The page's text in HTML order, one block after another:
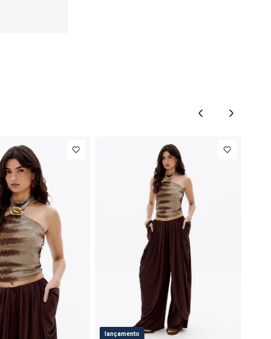
G lançamento
PP P M